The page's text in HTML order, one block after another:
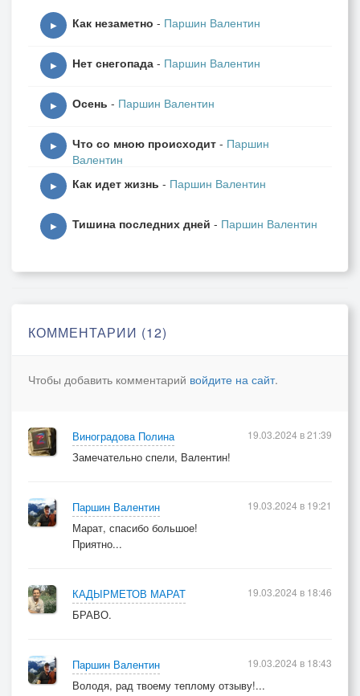
И выйдет, как раньше,
Бессмертный шарманщик
Грустит на плече
В зеленом плаще
С золотой бахромой.
И тихо шарманка
Устал повторять
Свою песню шарманщик,
Любимых терять…
▶ Как незаметно - Паршин Валентин
▶ Нет снегопада - Паршин Валентин
▶ Осень - Паршин Валентин
▶ Что со мною происходит - Паршин
Валентин
▶ Как идет жизнь - Паршин Валентин
▶ Тишина последних дней - Паршин Валентин
КОММЕНТАРИИ (12)
Чтобы добавить комментарий войдите на сайт.
Виноградова Полина
Замечательно спели, Валентин!
19.03.2024 в 21:39
Паршин Валентин
Марат, спасибо большое!
Приятно...
19.03.2024 в 19:21
КАДЫРМЕТОВ МАРАТ
БРАВО.
19.03.2024 в 18:46
Паршин Валентин
Володя, рад твоему теплому отзыву!...
19.03.2024 в 18:43